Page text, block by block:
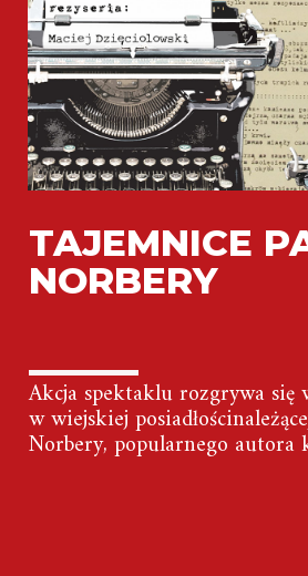
TAJEMNICE
NORBERY
Akcja spektaklu rozgrywa się
w wiejskiej
Norbery, popularnego autora